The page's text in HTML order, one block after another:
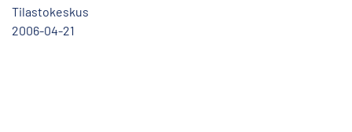
Tilastokeskus
2006-04-21